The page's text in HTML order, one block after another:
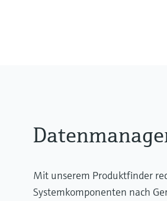
Mit unserem Produktfinder
Systemkomponenten nach